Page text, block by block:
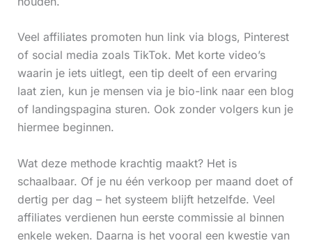
Veel affiliates promoten hun link via blogs, Pinterest
of social media zoals TikTok. Met korte video’s
waarin je iets uitlegt, een tip deelt of een ervaring
laat zien, kun je mensen via je bio-link naar een blog
of landingspagina sturen. Ook zonder volgers kun je
hiermee beginnen.
Wat deze methode krachtig maakt? Het is
schaalbaar. Of je nu één verkoop per maand doet of
dertig per dag – het systeem blijft hetzelfde. Veel
affiliates verdienen hun eerste commissie al binnen
enkele weken. Daarna is het vooral een kwestie van